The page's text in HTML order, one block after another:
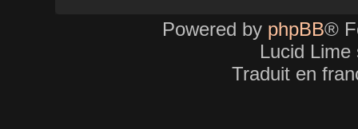
Powered by phpBB®
Lucid
Traduit en